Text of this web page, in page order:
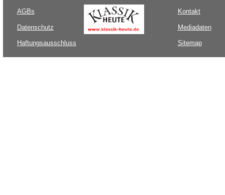
AGBs
Datenschutz
Haftungsausschluss
Kontakt
Mediadaten
Sitemap